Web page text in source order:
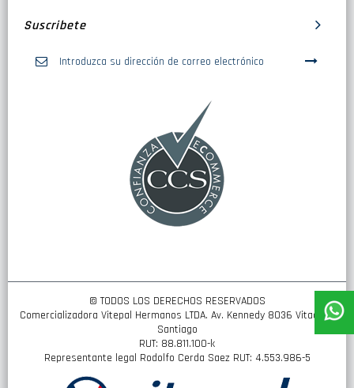
Suscribete
© TODOS LOS DERECHOS RESERVADOS
Comercializadora Vitepal Hermanos LTDA. Av. Kennedy 8036 Vitacura,
Santiago
RUT: 88.811.100-k
Representante legal Rodolfo Cerda Saez RUT: 4.553.986-5